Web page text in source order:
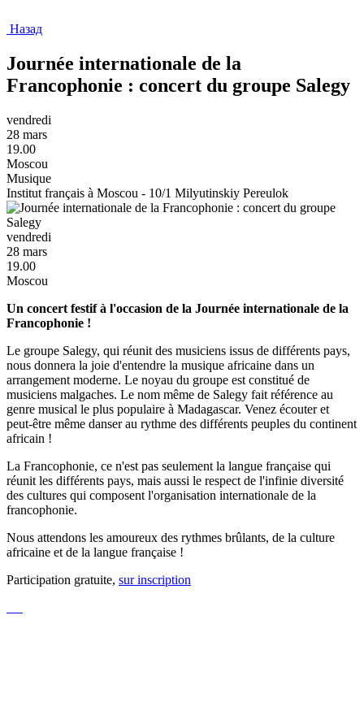
Назад
Journée internationale de la
Francophonie : concert du groupe Salegy
vendredi
28 mars
19.00
Moscou
Musique
Institut français à Moscou - 10/1 Milyutinskiy Pereulok
vendredi
28 mars
19.00
Moscou
Un concert festif à l'occasion de la Journée internationale de la
Francophonie !
Le groupe Salegy, qui réunit des musiciens issus de différents pays,
nous donnera la joie d'entendre la musique africaine dans un
arrangement moderne. Le noyau du groupe est constitué de
musiciens malgaches. Le nom même de Salegy fait référence au
genre musical le plus populaire à Madagascar. Venez écouter et
peut-être même danser au rythme des différents peuples du continent
africain !
La Francophonie, ce n'est pas seulement la langue française qui
réunit les différents pays, mais aussi le respect de l'infinie diversité
des cultures qui composent l'organisation internationale de la
francophonie.
Nous attendons les amoureux des rythmes brûlants, de la culture
africaine et de la langue française !
Participation gratuite, sur inscription